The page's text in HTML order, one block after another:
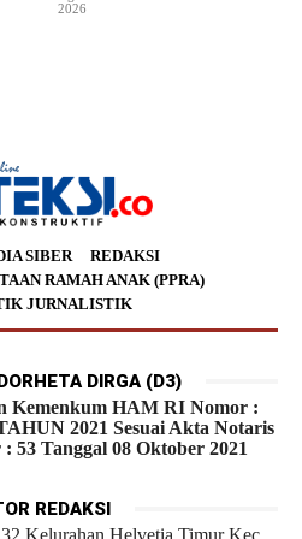
2026
SIBER
REDAKSI
RAMAH ANAK (PPRA)
JURNALISTIK
DIRGA (D3)
Kemenkum HAM RI Nomor :
2021 Sesuai Akta Notaris
53 Tanggal 08 Oktober 2021
REDAKSI
Kelurahan Helvetia Timur Kec